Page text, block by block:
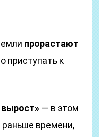
прорастают
приступать к
вырост» — в этом
раньше времени,